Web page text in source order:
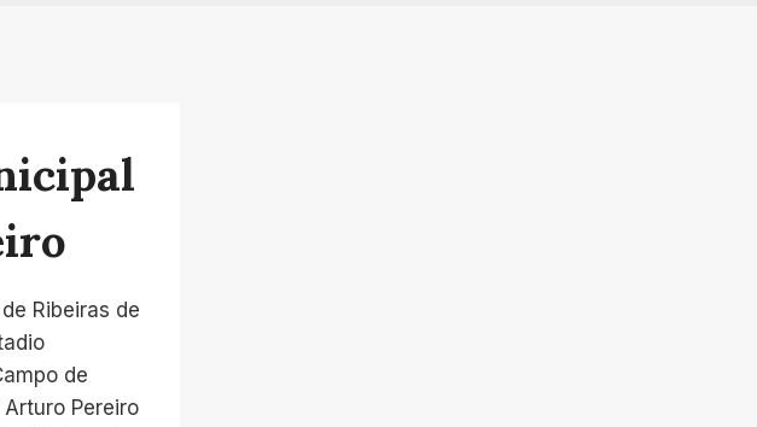
Ribeiras de
de
Pereiro